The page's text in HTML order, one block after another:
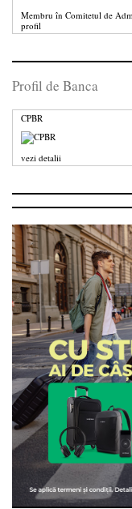
Membru în Comitetul de
profil
Profil de Banca
CPBR
vezi detalii